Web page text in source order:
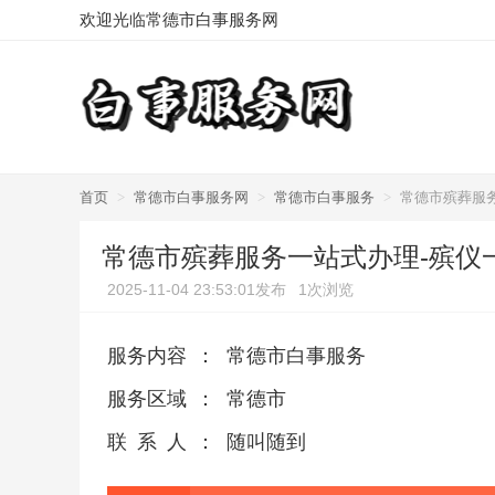
欢迎光临常德市白事服务网
首页 > 常德市白事服务网 > 常德市白事服务 > 常德市殡葬服
常德市殡葬服务一站式办理-殡仪
2025-11-04 23:53:01发布 1次浏览
服务内容 ：
常德市白事服务
服务区域
：
常德市
联系人
： 随叫随到